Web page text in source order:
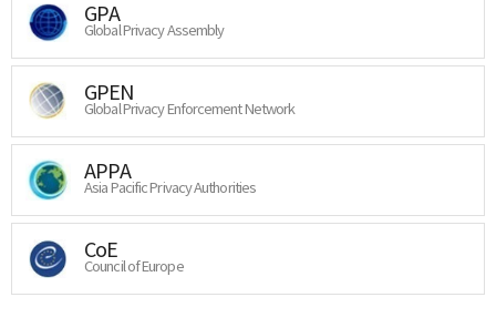
GPA
Global Privacy Assembly
GPEN
Global Privacy Enforcement Network
APPA
Asia Pacific Privacy Authorities
CoE
Council of Europe